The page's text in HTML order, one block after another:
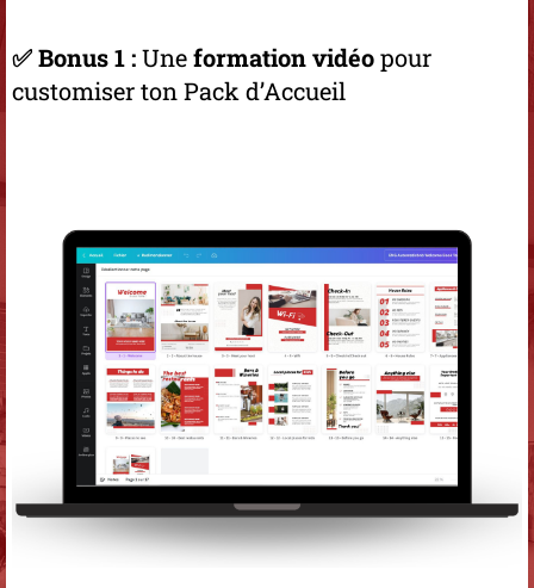
✅ Bonus 1 :Uneformation vidéopour
customiser ton Pack d’Accueil